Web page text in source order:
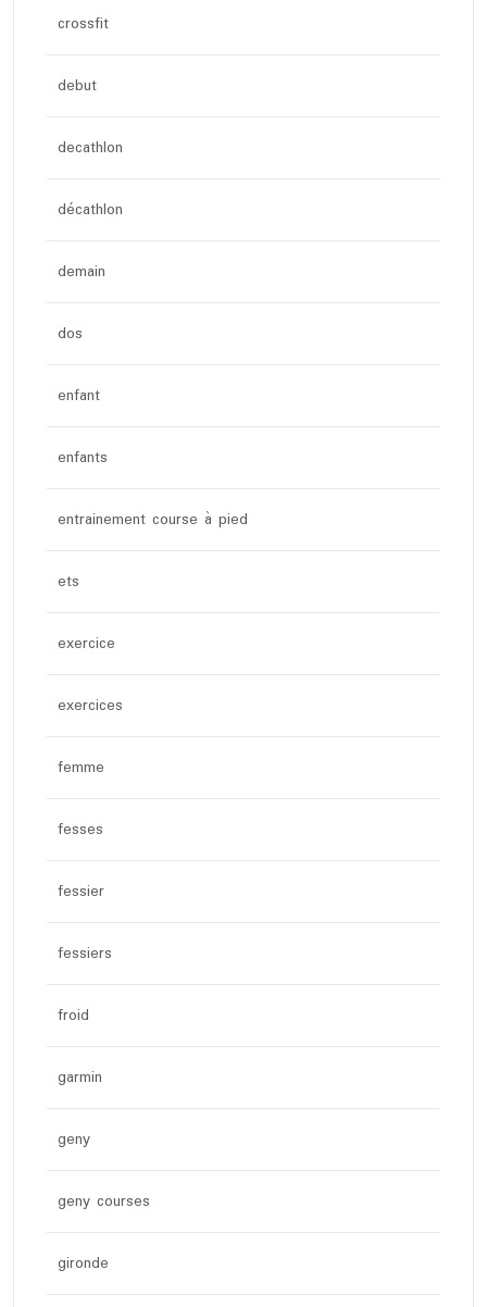
crossfit
debut
decathlon
décathlon
demain
dos
enfant
enfants
entrainement course à pied
ets
exercice
exercices
femme
fesses
fessier
fessiers
froid
garmin
geny
geny courses
gironde